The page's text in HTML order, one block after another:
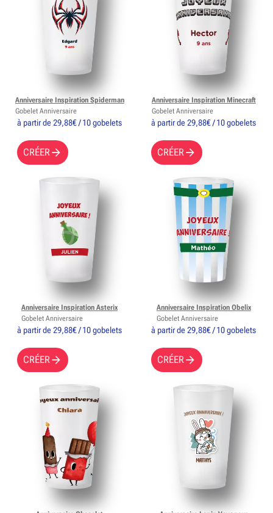
à partir de 29,88€ / 10 gobelets
CRÉER
Anniversaire Inspiration Spiderman
Gobelet Anniversaire
à partir de 29,88€ / 10 gobelets
CRÉER
Anniversaire Inspiration Minecraft
Gobelet Anniversaire
à partir de 29,88€ / 10 gobelets
CRÉER
Anniversaire Inspiration Asterix
Gobelet Anniversaire
à partir de 29,88€ / 10 gobelets
CRÉER
Anniversaire Inspiration Obelix
Gobelet Anniversaire